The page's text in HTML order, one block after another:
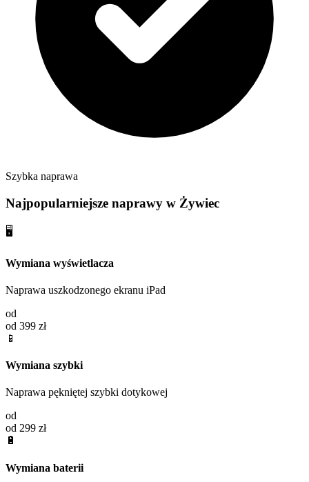
Szybka naprawa
Najpopularniejsze naprawy w Żywiec
🖥️
Wymiana wyświetlacza
Naprawa uszkodzonego ekranu iPad
od
od 399 zł
📱
Wymiana szybki
Naprawa pękniętej szybki dotykowej
od
od 299 zł
🔋
Wymiana baterii